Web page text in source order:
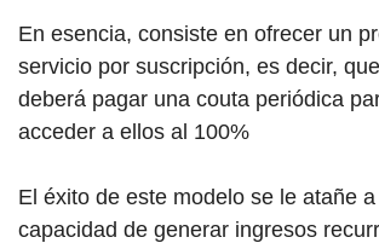
En esencia, consiste en ofrecer un
servicio por suscripción, es decir,
deberá pagar una couta periódica
acceder a ellos al 100%
El éxito de este modelo se le atañe
capacidad de generar ingresos